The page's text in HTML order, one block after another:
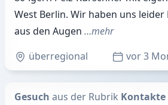
West Berlin. Wir haben uns
aus den Augen …mehr
überregional
vor 3
Gesuch aus der Rubrik Kontakte